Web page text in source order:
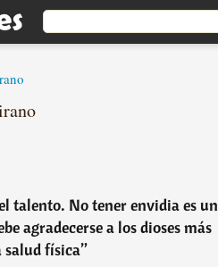
talento. No tener envidia es un
agradecerse a los dioses más
salud física”